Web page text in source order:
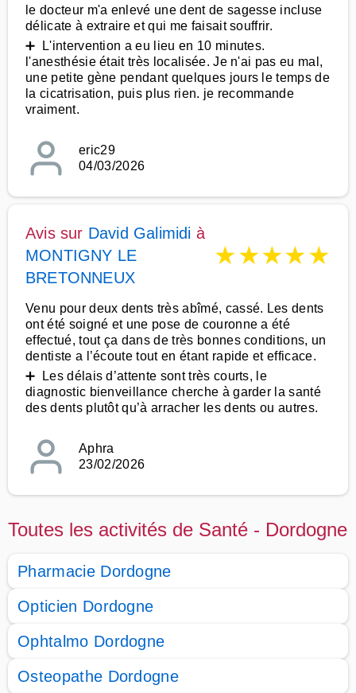
le docteur m'a enlevé une dent de sagesse incluse
délicate à extraire et qui me faisait souffrir.
➕ L'intervention a eu lieu en 10 minutes.
l'anesthésie était très localisée. Je n'ai pas eu mal,
une petite gène pendant quelques jours le temps de
la cicatrisation, puis plus rien. je recommande
vraiment.
eric29
04/03/2026
Avis sur David Galimidi à
MONTIGNY LE
BRETONNEUX
★★★★★
Venu pour deux dents très abîmé, cassé. Les dents
ont été soigné et une pose de couronne a été
effectué, tout ça dans de très bonnes conditions, un
dentiste a l’écoute tout en étant rapide et efficace.
➕ Les délais d’attente sont très courts, le
diagnostic bienveillance cherche à garder la santé
des dents plutôt qu’à arracher les dents ou autres.
Aphra
23/02/2026
Toutes les activités de Santé - Dordogne
Pharmacie Dordogne
Opticien Dordogne
Ophtalmo Dordogne
Osteopathe Dordogne